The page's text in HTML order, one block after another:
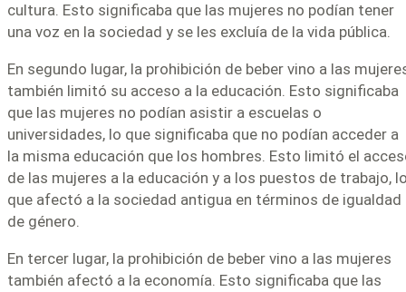
cultura. Esto significaba que las mujeres no podían tener
una voz en la sociedad y se les excluía de la vida pública.
En segundo lugar, la prohibición de beber vino a las
también limitó su acceso a la educación. Esto significaba
que las mujeres no podían asistir a escuelas o
universidades, lo que significaba que no podían acceder a
la misma educación que los hombres. Esto limitó el
de las mujeres a la educación y a los puestos de trabajo,
que afectó a la sociedad antigua en términos de igualdad
de género.
En tercer lugar, la prohibición de beber vino a las mujeres
también afectó a la economía. Esto significaba que las